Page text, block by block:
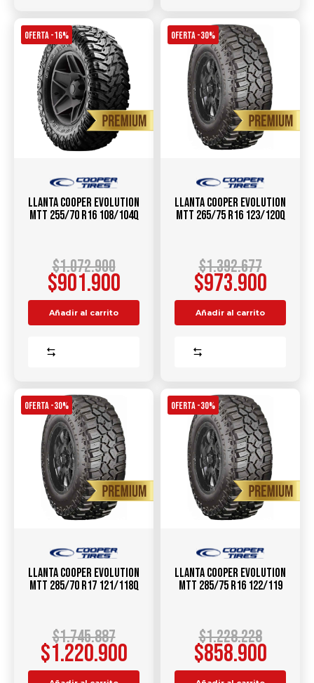
OFERTA -16%
Llanta COOPER Evolution
MTT 255/70 R16 108/104Q
$1.072.900
$901.900
Añadir al carrito
OFERTA -30%
Llanta COOPER Evolution
MTT 265/75 R16 123/120Q
$1.392.677
$973.900
Añadir al carrito
OFERTA -30%
Llanta COOPER Evolution
MTT 285/70 R17 121/118Q
$1.745.887
$1.220.900
OFERTA -30%
Llanta COOPER Evolution
MTT 285/75 R16 122/119
$1.228.228
$858.900